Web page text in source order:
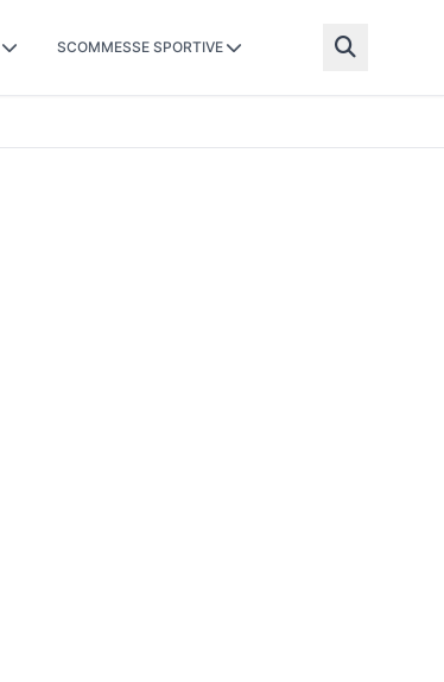
SCOMMESSE SPORTIVE